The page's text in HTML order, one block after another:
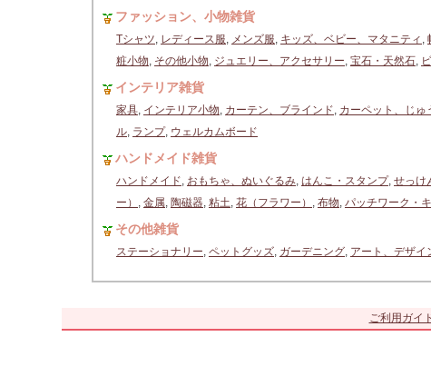
ファッション、小物雑貨
Tシャツ, レディース服, メンズ服, キッズ、ベビー、マタニティ ,
粧小物, その他小物, ジュエリー、アクセサリー, 宝石・天然石,
インテリア雑貨
家具, インテリア小物, カーテン、ブラインド, カーペット、じゅ
ル, ランプ, ウェルカムボード
ハンドメイド雑貨
ハンドメイド, おもちゃ、ぬいぐるみ, はんこ・スタンプ, せっけ
ー） , 金属, 陶磁器, 粘土, 花（フラワー） , 布物, パッチワーク・
その他雑貨
ステーショナリー, ペットグッズ, ガーデニング, アート、デザイ
ご利用ガイ